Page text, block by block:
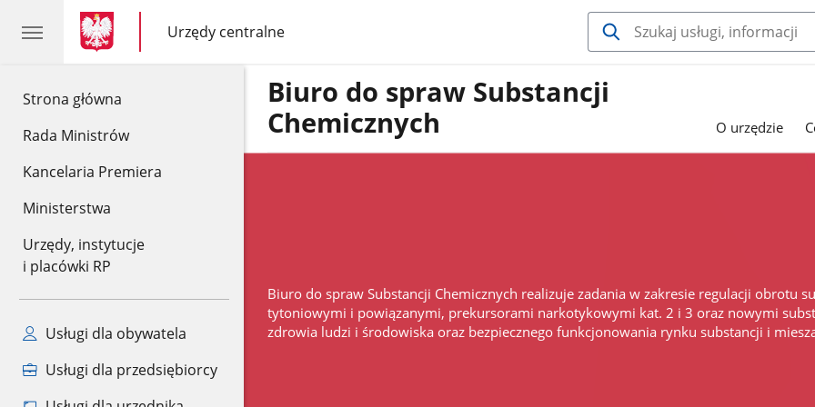
Strona główna
Rada Ministrów
Kancelaria Premiera
Ministerstwa
Urzędy, instytucje
i placówki RP
Usługi dla obywatela
Usługi dla przedsiębiorcy
gov.pl
gov.pl
Urzędy centralne
gov.pl
Urzędy
centralne
Biuro do spraw Substancji
Chemicznych
O urzędzie
Biuro do spraw Substancji Chemicznych realizuje zadania w zakresie regulacji obrotu
tytoniowymi i powiązanymi, prekursorami narkotykowymi kat. 2 i 3 oraz nowymi
zdrowia ludzi i środowiska oraz bezpiecznego funkcjonowania rynku substancji i